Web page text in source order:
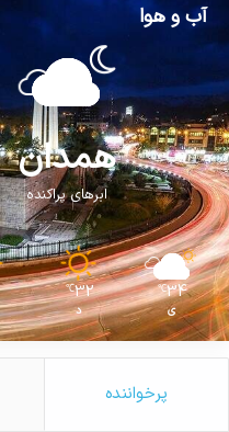
آب و هوا
همدان
ابرهای پراکنده
34
℃
ی
32
℃
د
پرخواننده